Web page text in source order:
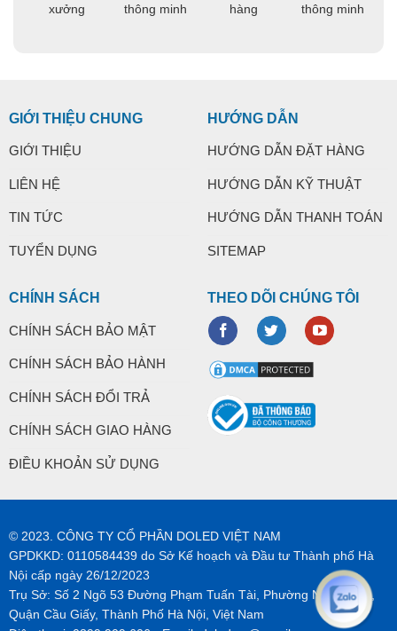
xưởng
thông minh
hàng
thông minh
GIỚI THIỆU CHUNG
GIỚI THIỆU
LIÊN HỆ
TIN TỨC
TUYỂN DỤNG
HƯỚNG DẪN
HƯỚNG DẪN ĐẶT HÀNG
HƯỚNG DẪN KỸ THUẬT
HƯỚNG DẪN THANH TOÁN
SITEMAP
CHÍNH SÁCH
CHÍNH SÁCH BẢO MẬT
CHÍNH SÁCH BẢO HÀNH
CHÍNH SÁCH ĐỔI TRẢ
CHÍNH SÁCH GIAO HÀNG
ĐIỀU KHOẢN SỬ DỤNG
THEO DÕI CHÚNG TÔI
© 2023. CÔNG TY CỔ PHẦN DOLED VIỆT NAM
GPDKKD: 0110584439 do Sở Kế hoạch và Đầu tư Thành phố Hà
Nội cấp ngày 26/12/2023
Trụ Sở: Số 2 Ngõ 53 Đường Phạm Tuấn Tài, Phường Nghĩa Tân,
Quận Cầu Giấy, Thành Phố Hà Nội, Việt Nam